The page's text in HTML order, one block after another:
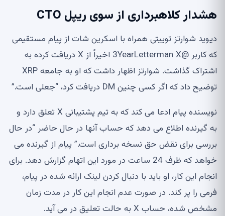
هشدار کلاهبرداری از سوی ریپل CTO
دیوید شوارتز توییتی همراه با اسکرین شات از پیام مستقیمی
که کاربر @3YearLetterman X اخیراً از X دریافت کرده به
اشتراک گذاشت. شوارتز اظهار داشت که او به جامعه XRP
توضیح داد که اگر کسی چنین DM دریافت کرد، “جعلی است.”
نویسنده پیام ادعا می کند که به تیم پشتیبانی X تعلق دارد و
به گیرنده اطلاع می دهد که حساب آنها در حال حاضر “در حال
بررسی برای نقض حق نسخه برداری است.” پیام از گیرنده می
خواهد که ظرف 24 ساعت در مورد این اتهام گزارش دهد. برای
انجام این کار، او باید با دنبال کردن لینک ارائه شده در پیام،
فرمی را پر کند. در صورت عدم انجام این کار در مدت زمان
مشخص شده، حساب X به حالت تعلیق در می آید.